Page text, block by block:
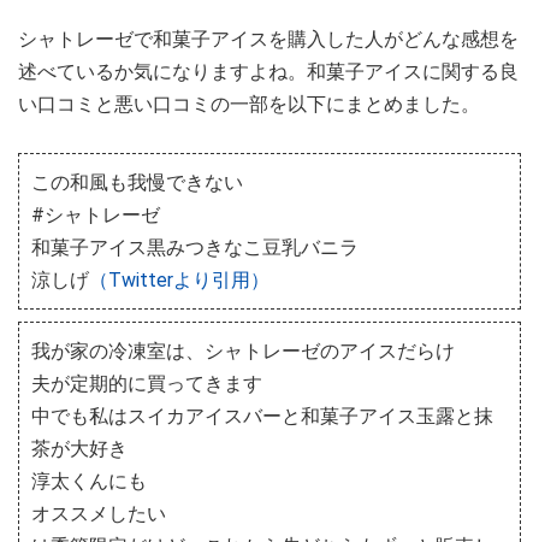
シャトレーゼで和菓子アイスを購入した人がどんな感想を
述べているか気になりますよね。和菓子アイスに関する良
い口コミと悪い口コミの一部を以下にまとめました。
この和風も我慢できない
#シャトレーゼ
和菓子アイス黒みつきなこ豆乳バニラ
涼しげ （Twitterより引用）
我が家の冷凍室は、シャトレーゼのアイスだらけ
夫が定期的に買ってきます
中でも私はスイカアイスバーと和菓子アイス玉露と抹
茶が大好き
淳太くんにも
オススメしたい